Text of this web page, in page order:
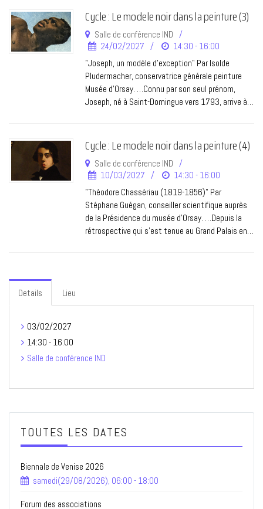
Cycle : Le modele noir dans la peinture (3)
Salle de conférence IND
24/02/2027
14:30 - 16:00
"Joseph, un modèle d’exception" Par Isolde
Pludermacher, conservatrice générale peinture
Musée d'Orsay. …Connu par son seul prénom,
Joseph, né à Saint-Domingue vers 1793, arrive à…
Cycle : Le modele noir dans la peinture (4)
Salle de conférence IND
10/03/2027
14:30 - 16:00
"Théodore Chassériau (1819-1856)" Par
Stéphane Guégan, conseiller scientifique auprès
de la Présidence du musée d’Orsay. …Depuis la
rétrospective qui s'est tenue au Grand Palais en…
Details Lieu
03/02/2027
14:30 - 16:00
Salle de conférence IND
TOUTES LES DATES
Biennale de Venise 2026
samedi(29/08/2026), 06:00 - 18:00
Forum des associations